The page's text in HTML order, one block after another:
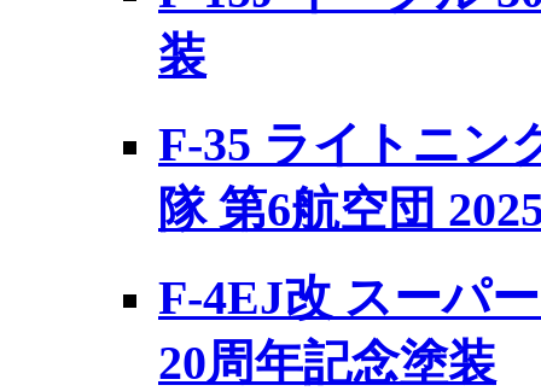
装
F-35 ライトニン
隊 第6航空団
F-4EJ改 スーパ
20周年記念塗装